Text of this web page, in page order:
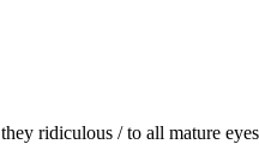
ridiculous / to all mature eyes